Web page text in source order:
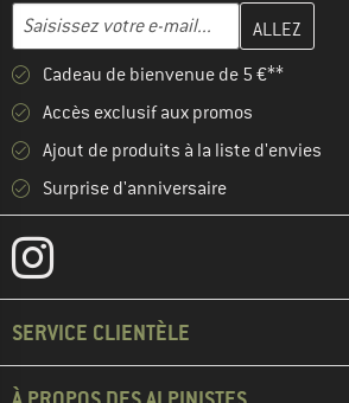
Adresse e-mail
Entrez votre adresse e-mail ici et créez
Cadeau de bienvenue de 5 €**
Accès exclusif aux promos
Ajout de produits à la liste d'envies
Surprise d'anniversaire
SERVICE CLIENTÈLE